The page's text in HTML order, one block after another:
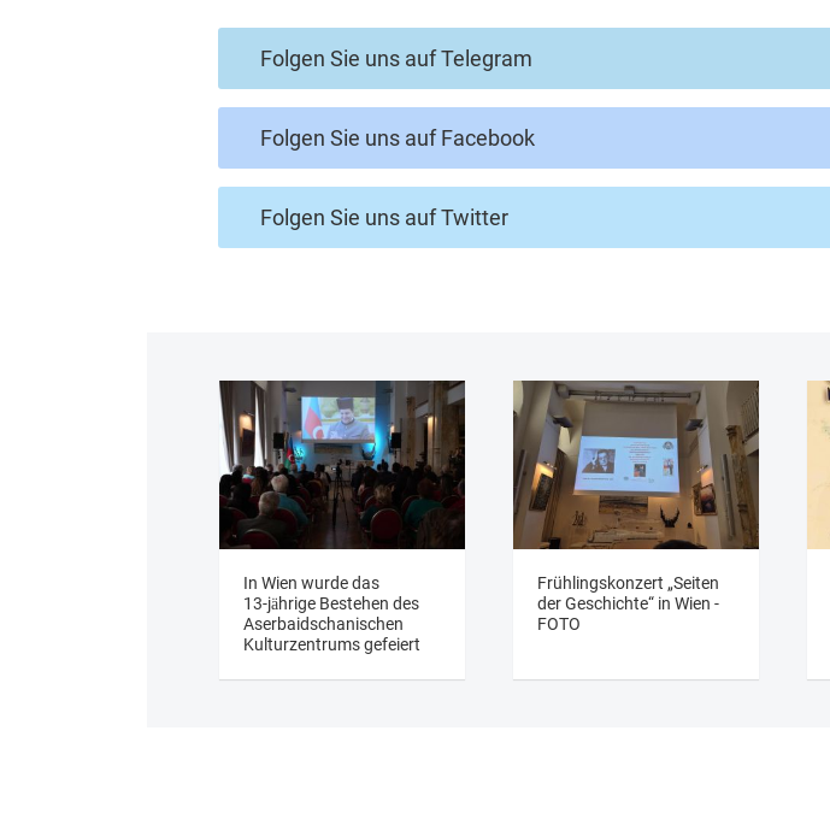
Folgen Sie uns auf Telegram
Folgen Sie uns auf Facebook
Folgen Sie uns auf Twitter
In Wien wurde das
13‑jährige Bestehen des
Aserbaidschanischen
Kulturzentrums gefeiert
Frühlingskonzert „Seiten
der Geschichte“ in Wien -
FOTO